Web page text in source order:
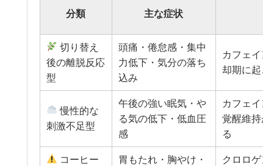
分類 主な症状
切り替え
後の離脱反応
型
頭痛・倦怠感・集中
力低下・気分の落ち
込み
カフェ
却期に
慢性的な
刺激不足型
午後の強い眠気・や
る気の低下・低血圧
感
カフェ
覚醒維
る
コーヒー
胃もたれ・胸やけ・
クロロ